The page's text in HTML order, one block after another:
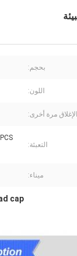
بحجم:
اللون:
الإغلاق مرة أخرى:
التعبئة:
ميناء:
cap